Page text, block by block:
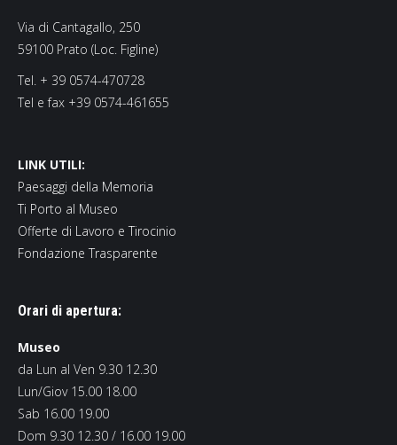
Via di Cantagallo, 250
59100 Prato (Loc. Figline)
Tel. + 39 0574-470728
Tel e fax +39 0574-461655
LINK UTILI:
Paesaggi della Memoria
Ti Porto al Museo
Offerte di Lavoro e Tirocinio
Fondazione Trasparente
Orari di apertura:
Museo
da Lun al Ven 9.30 12.30
Lun/Giov 15.00 18.00
Sab 16.00 19.00
Dom 9.30 12.30 / 16.00 19.00